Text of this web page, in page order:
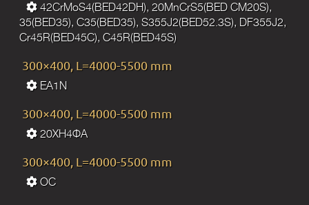
42CrMoS4(BED42DH), 20MnCrS5(BED CM20S),
35(BED35), C35(BED35), S355J2(BED52.3S), DF355J2,
Cr45R(BED45C), C45R(BED45S)
300×400, L=4000-5500 mm
EA1N
300×400, L=4000-5500 mm
20ХН4ФА
300×400, L=4000-5500 mm
OC